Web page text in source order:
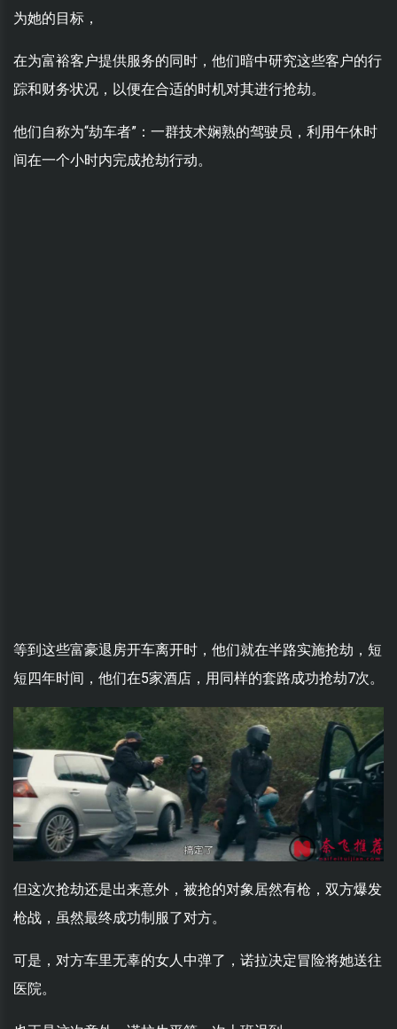
为她的目标，
在为富裕客户提供服务的同时，他们暗中研究这些客户的行
踪和财务状况，以便在合适的时机对其进行抢劫。
他们自称为“劫车者”：一群技术娴熟的驾驶员，利用午休时
间在一个小时内完成抢劫行动。
等到这些富豪退房开车离开时，他们就在半路实施抢劫，短
短四年时间，他们在5家酒店，用同样的套路成功抢劫7次。
但这次抢劫还是出来意外，被抢的对象居然有枪，双方爆发
枪战，虽然最终成功制服了对方。
可是，对方车里无辜的女人中弹了，诺拉决定冒险将她送往
医院。